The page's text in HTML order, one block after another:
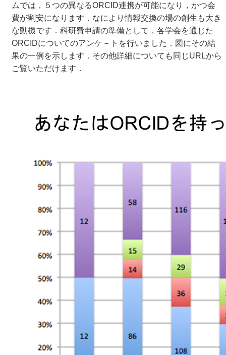
ムでは，５つの異なるORCID連携が可能になり，かつ会
費が割安になります．なにより情報交換の場の創生も大き
な動機です．科研費申請の準備として，各学会を通じた
ORCIDについてのアンケ－トを行いました．図にその結
果の一例を示します．その他詳細についても同じURLから
ご覧いただけます．